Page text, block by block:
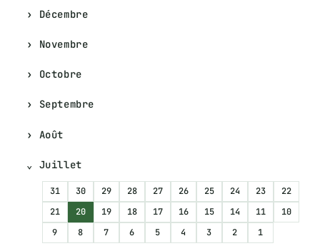
Décembre
Novembre
Octobre
Septembre
Août
Juillet
31 30 29 28 27 26 25 24 23
22
21
20 19 18 17 16 15 14 11
10
9
8 7 6 5 4 3 2 1